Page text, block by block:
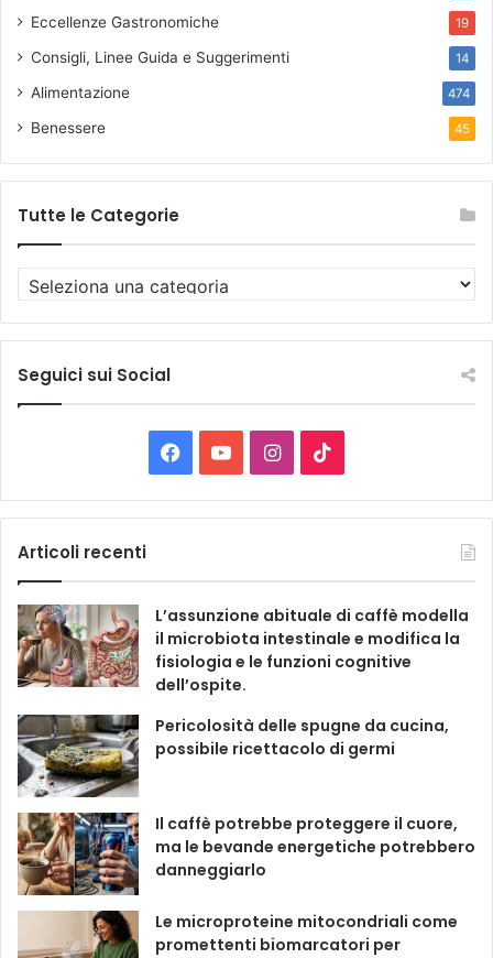
Eccellenze Gastronomiche 19
Consigli, Linee Guida e Suggerimenti 14
Alimentazione 474
Benessere 45
Tutte le Categorie
u
t
e
o
r
i
e
Seguici sui Social
a
e
b
o
o
k
o
T
u
b
e
I
n
t
a
g
r
a
i
T
o
k
Articoli recenti
L’assunzione abituale di caffè modella
il microbiota intestinale e modifica la
fisiologia e le funzioni cognitive
dell’ospite.
Pericolosità delle spugne da cucina,
possibile ricettacolo di germi
Il caffè potrebbe proteggere il cuore,
ma le bevande energetiche potrebbero
danneggiarlo
Le microproteine ​​mitocondriali come
promettenti biomarcatori per